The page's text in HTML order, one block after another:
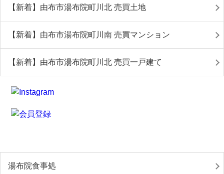
【新着】由布市湯布院町川北 売買土地
【新着】由布市湯布院町川南 売買マンション
【新着】由布市湯布院町川北 売買一戸建て
湯布院食事処